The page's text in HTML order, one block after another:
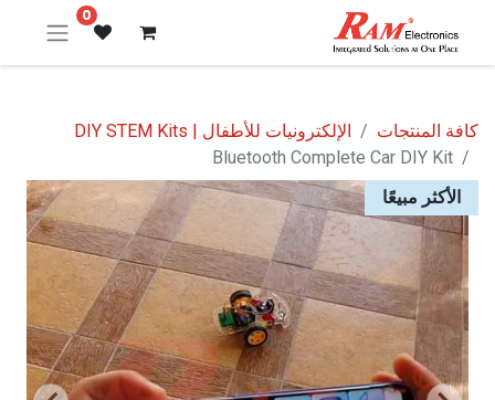
0
كافة المنتجات
الإلكترونيات للأطفال | DIY STEM Kits
Bluetooth Complete Car DIY Kit
الأكثر مبيعًا